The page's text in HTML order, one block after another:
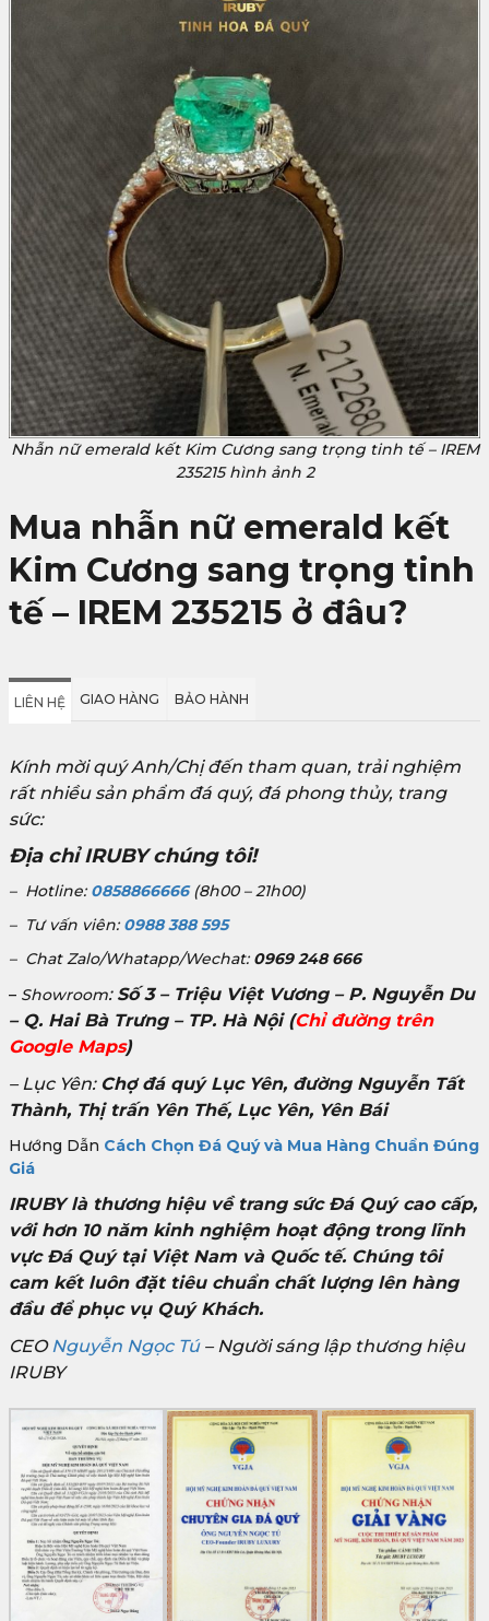
Nhẫn nữ emerald kết Kim Cương sang trọng tinh tế – IREM
235215 hình ảnh 2
Mua nhẫn nữ emerald kết
Kim Cương sang trọng tinh
tế – IREM 235215 ở đâu?
LIÊN HỆ GIAO HÀNG BẢO HÀNH
Kính mời quý Anh/Chị đến tham quan, trải nghiệm
rất nhiều sản phẩm đá quý, đá phong thủy, trang
sức:
Địa chỉ IRUBY chúng tôi!
– Hotline: 0858866666(8h00 – 21h00)
– Tư vấn viên: 0988 388 595
– Chat Zalo/Whatapp/Wechat: 0969 248 666
– Showroom: Số 3 – Triệu Việt Vương – P. Nguyễn Du
– Q. Hai Bà Trưng – TP. Hà Nội(Chỉ đường trên
Google Maps)
– Lục Yên: Chợ đá quý Lục Yên, đường Nguyễn Tất
Thành, Thị trấn Yên Thế, Lục Yên, Yên Bái
Hướng Dẫn Cách Chọn Đá Quý và Mua Hàng Chuẩn Đúng
Giá
IRUBY là thương hiệu về trang sức Đá Quý cao cấp,
với hơn 10 năm kinh nghiệm hoạt động trong lĩnh
vực Đá Quý tại Việt Nam và Quốc tế. Chúng tôi
cam kết luôn đặt tiêu chuẩn chất lượng lên hàng
đầu để phục vụ Quý Khách.
CEONguyễn Ngọc Tú– Người sáng lập thương hiệu
IRUBY